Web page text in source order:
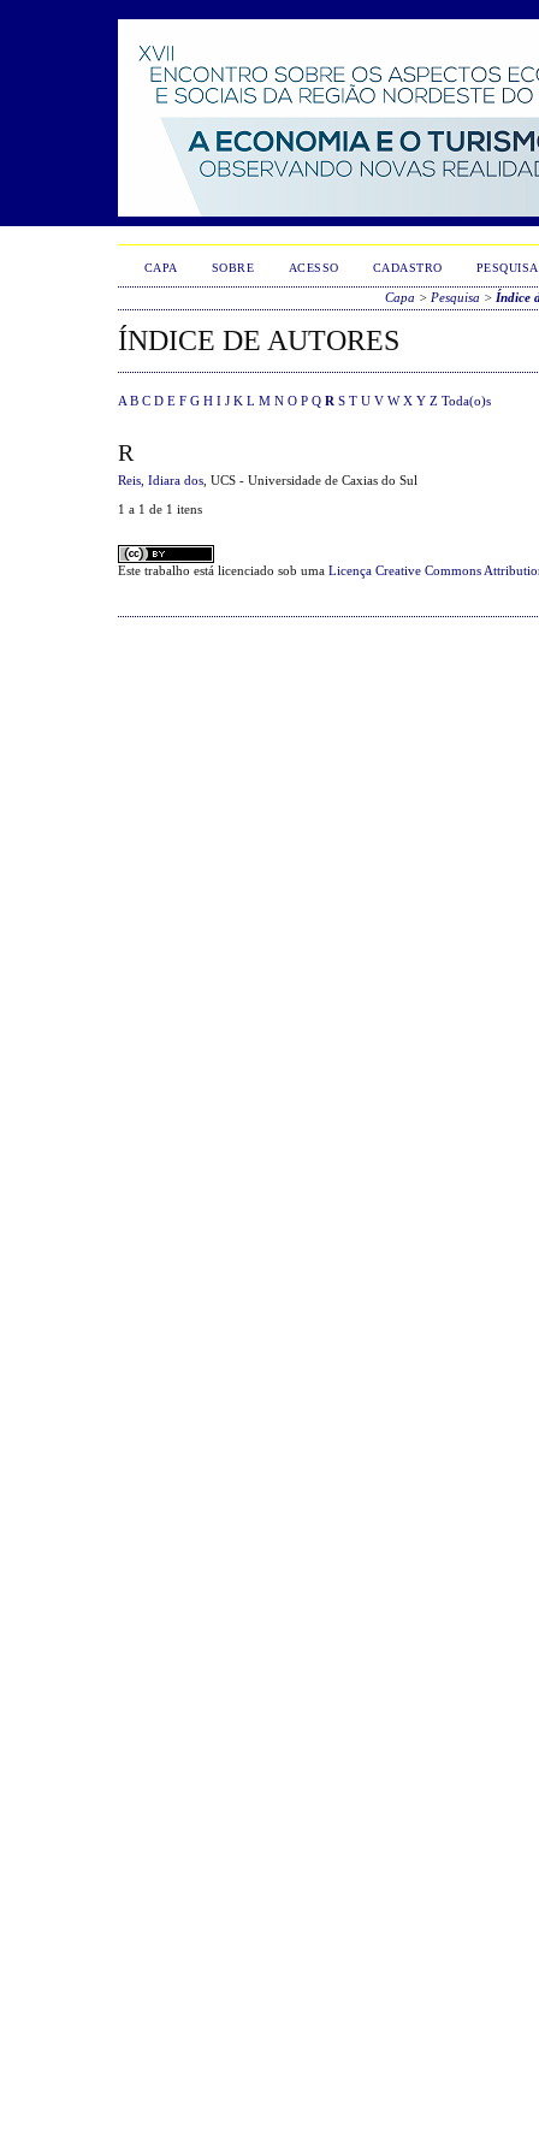
CAPA SOBRE ACESSO CADASTRO PESQUISA
Capa > Pesquisa > Índice
ÍNDICE DE AUTORES
A B C D E F G H I J K L M N O P Q R S T U V W X Y Z Toda(o)s
R
Reis, Idiara dos , UCS - Universidade de Caxias do Sul
1 a 1 de 1 itens
Este trabalho está licenciado sob uma Licença Creative Commons